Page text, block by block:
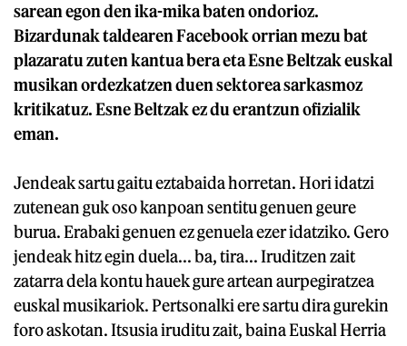
sarean egon den ika-mika baten ondorioz.
Bizardunak taldearen Facebook orrian mezu bat
plazaratu zuten kantua bera eta Esne Beltzak euskal
musikan ordezkatzen duen sektorea sarkasmoz
kritikatuz. Esne Beltzak ez du erantzun ofizialik
eman.
Jendeak sartu gaitu eztabaida horretan. Hori idatzi
zutenean guk oso kanpoan sentitu genuen geure
burua. Erabaki genuen ez genuela ezer idatziko. Gero
jendeak hitz egin duela... ba, tira... Iruditzen zait
zatarra dela kontu hauek gure artean aurpegiratzea
euskal musikariok. Pertsonalki ere sartu dira gurekin
foro askotan. Itsusia iruditu zait, baina Euskal Herria